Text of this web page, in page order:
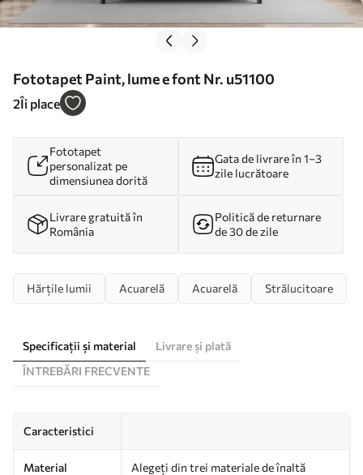
Fototapet Paint, lume e font Nr. u51100
2Îi place
Fototapet
personalizat pe
dimensiunea dorită
Gata de livrare în 1–3
zile lucrătoare
Livrare gratuită în
România
Politică de returnare
de 30 de zile
Hărțile lumii Acuarelă Acuarelă Strălucitoare
Specificații și material
Livrare și plată
ÎNTREBĂRI FRECVENTE
Caracteristici
Material
Alegeți din trei materiale de înaltă